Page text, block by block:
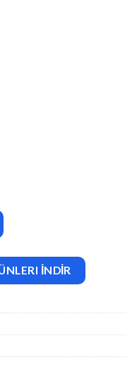
v1.5.1 adet
İNDİR